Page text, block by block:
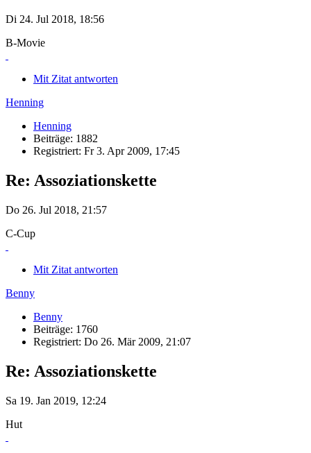
Di 24. Jul 2018, 18:56
B-Movie
Mit Zitat antworten
Henning
Henning
Beiträge: 1882
Registriert: Fr 3. Apr 2009, 17:45
Re: Assoziationskette
Do 26. Jul 2018, 21:57
C-Cup
Mit Zitat antworten
Benny
Benny
Beiträge: 1760
Registriert: Do 26. Mär 2009, 21:07
Re: Assoziationskette
Sa 19. Jan 2019, 12:24
Hut